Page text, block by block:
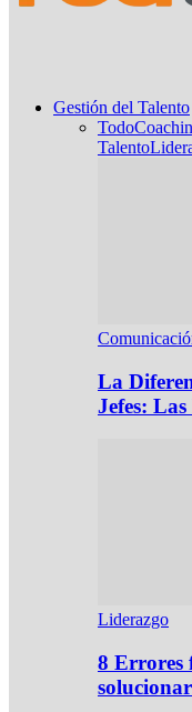
Gestión del Talento
Todo
Talento
La
Jefes:
Liderazgo
8 Errores